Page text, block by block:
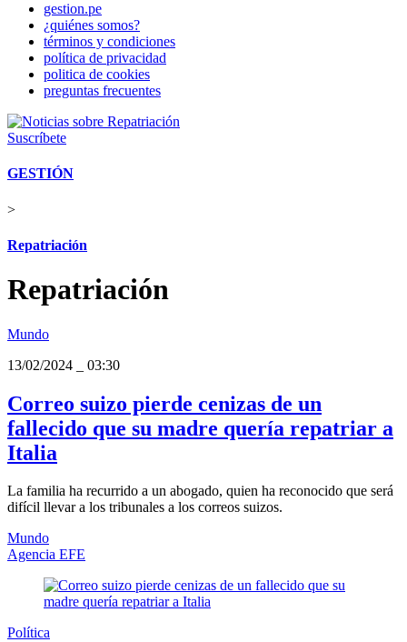
gestion.pe
¿quiénes somos?
términos y condiciones
política de privacidad
politica de cookies
preguntas frecuentes
Suscríbete
GESTIÓN
>
Repatriación
Repatriación
Mundo
13/02/2024
03:30
Correo suizo pierde cenizas de un
fallecido que su madre quería repatriar a
Italia
La familia ha recurrido a un abogado, quien ha reconocido que será
difícil llevar a los tribunales a los correos suizos.
Mundo
Agencia EFE
Política